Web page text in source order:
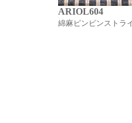
ARIOL604
綿麻ピンピンストラ